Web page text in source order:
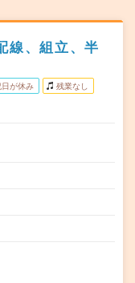
線、組立、半
日が休み 残業なし